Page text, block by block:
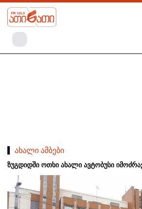
ახალი ამბები
ზუგდიდში ოთხი ახალი ავტობუსი